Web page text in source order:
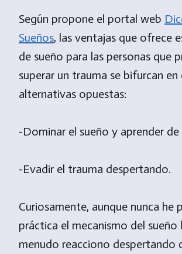
Según propone el portal web
Sueños, las ventajas que ofrece
de sueño para las personas que
superar un trauma se bifurcan en
alternativas opuestas:
-Dominar el sueño y aprender de
-Evadir el trauma despertando.
Curiosamente, aunque nunca he
práctica el mecanismo del sueño
menudo reacciono despertando